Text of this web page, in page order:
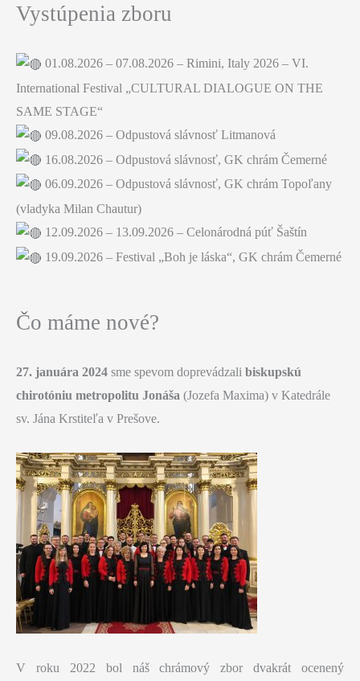
Vystúpenia zboru
01.08.2026 – 07.08.2026 – Rimini, Italy 2026 – VI.
International Festival „CULTURAL DIALOGUE ON THE
SAME STAGE“
09.08.2026 – Odpustová slávnosť Litmanová
16.08.2026 – Odpustová slávnosť, GK chrám Čemerné
06.09.2026 – Odpustová slávnosť, GK chrám Topoľany
(vladyka Milan Chautur)
12.09.2026 – 13.09.2026 – Celonárodná púť Šaštín
19.09.2026 – Festival „Boh je láska“, GK chrám Čemerné
Čo máme nové?
27. januára 2024 sme spevom doprevádzali biskupskú
chirotóniu metropolitu Jonáša (Jozefa Maxima) v Katedrále
sv. Jána Krstiteľa v Prešove.
V roku 2022 bol náš chrámový zbor dvakrát ocenený